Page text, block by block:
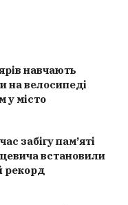
навчають
на велосипеді
у місто
забігу пам’яті
встановили
рекорд